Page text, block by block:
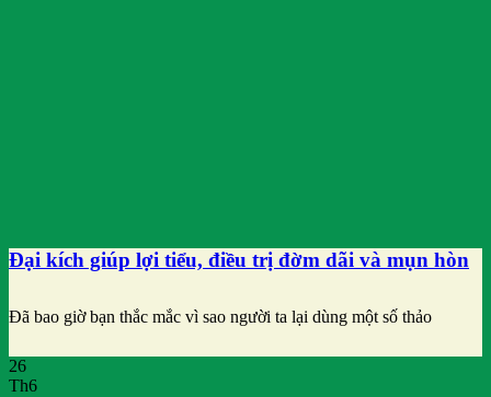
Đại kích giúp lợi tiểu, điều trị đờm dãi và mụn hòn
Đã bao giờ bạn thắc mắc vì sao người ta lại dùng một số thảo
26
Th6